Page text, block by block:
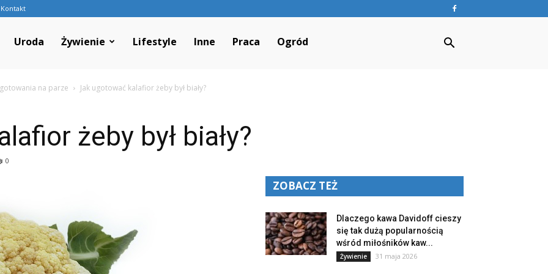
Kontakt
Uroda Żywienie Lifestyle Inne Praca Ogród
na parze Jak ugotować kalafior żeby był biały?
żeby był biały?
0
ZOBACZ TEŻ
Dlaczego kawa Davidoff cieszy
się tak dużą popularnością
wśród miłośników kaw...
Żywienie 31 maja 2026